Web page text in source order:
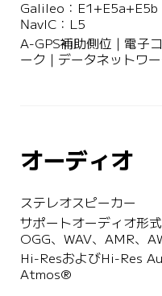
Galileo：E1+E5a+E5b
NavIC：L5
A-GPS補助側位 | 電子
ーク | データネットワ
オーディオ
ステレオスピーカー
サポートオーディオ形
OGG、WAV、AMR、
Hi-ResおよびHi-Res
Atmos®